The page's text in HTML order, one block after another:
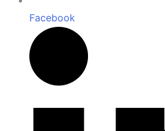
Facebook